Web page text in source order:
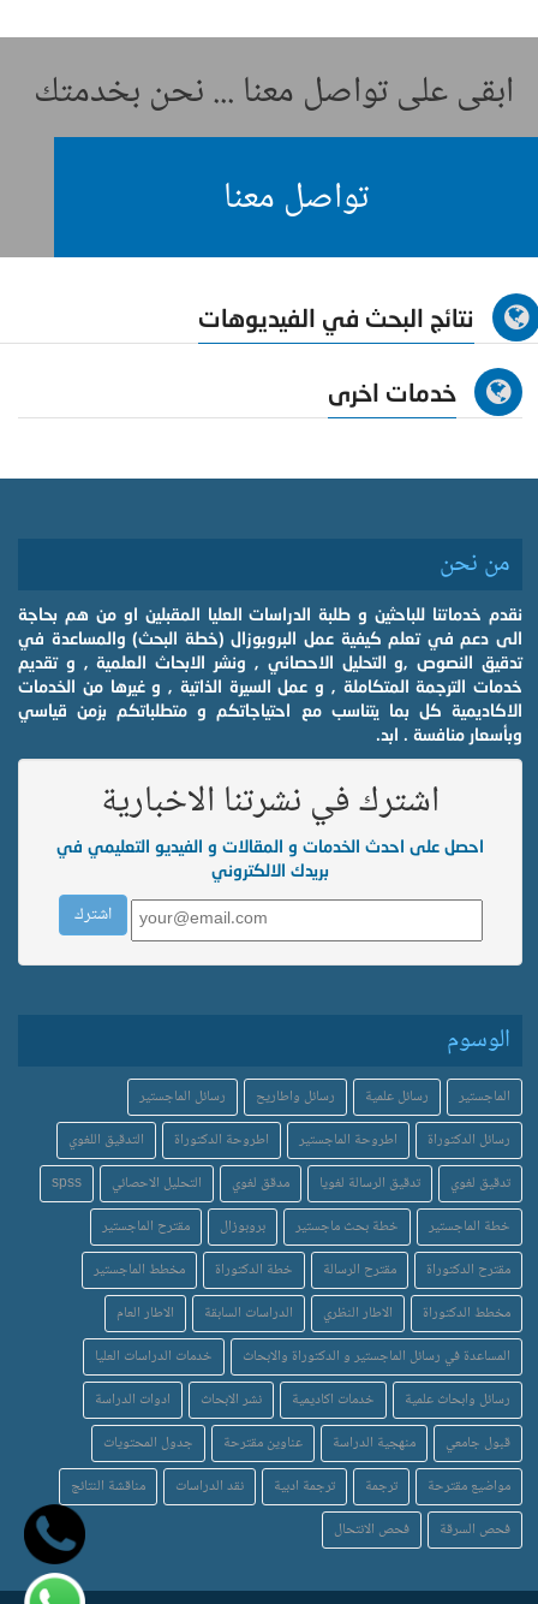
ابقى على تواصل معنا ... نحن بخدمتك
تواصل معنا
نتائج البحث في الفيديوهات
خدمات اخرى
من نحن
نقدم خدماتنا للباحثين و طلبة الدراسات العليا المقبلين او من هم بحاجة
الى دعم في تعلم كيفية عمل البروبوزال (خطة البحث) والمساعدة في
تدقيق النصوص ,و التحليل الاحصائي , ونشر الابحاث العلمية , و تقديم
خدمات الترجمة المتكاملة , و عمل السيرة الذاتية , و غيرها من الخدمات
الاكاديمية كل بما يتناسب مع احتياجاتكم و متطلباتكم بزمن قياسي
وبأسعار منافسة . ابد.
اشترك في نشرتنا الاخبارية
احصل على احدث الخدمات و المقالات و الفيديو التعليمي في
بريدك الالكتروني
الوسوم
الماجستير رسائل علمية رسائل واطاريح
رسائل الماجستير
رسائل الدكتوراة
اطروحة الماجستير اطروحة الدكتوراة
التدقيق اللغوي
تدقيق لغوي
تدقيق الرسالة لغويا مدقق لغوي التحليل الاحصائي
spss
خطة الماجستير
خطة بحث ماجستير بروبوزال
مقترح الماجستير
مقترح الدكتوراة
مقترح الرسالة خطة الدكتوراة
مخطط الماجستير
مخطط الدكتوراة
الاطار النظري الدراسات السابقة
الاطار العام
المساعدة في رسائل الماجستير و الدكتوراة والابحاث
خدمات الدراسات العليا
رسائل وابحاث علمية
خدمات اكاديمية نشر الابحاث
ادوات الدراسة
قبول جامعي
منهجية الدراسة عناوين مقترحة
جدول المحتويات
مواضيع مقترحة
ترجمة ترجمة ادبية نقد الدراسات
مناقشة النتائج
فحص السرقة
فحص الانتحال